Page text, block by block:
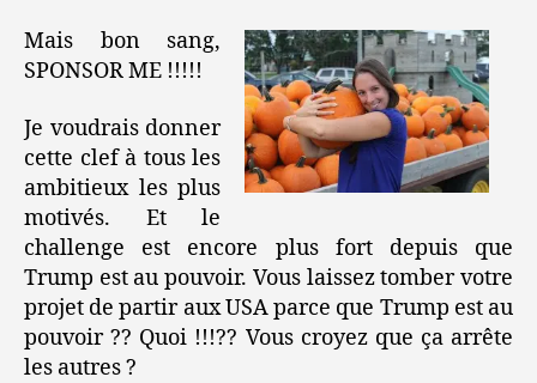
Mais bon sang,
SPONSOR ME !!!!!
Je voudrais donner
cette clef à tous les
ambitieux les plus
motivés. Et le
challenge est encore plus fort depuis que
Trump est au pouvoir. Vous laissez tomber votre
projet de partir aux USA parce que Trump est au
pouvoir ?? Quoi !!!?? Vous croyez que ça arrête
les autres ?